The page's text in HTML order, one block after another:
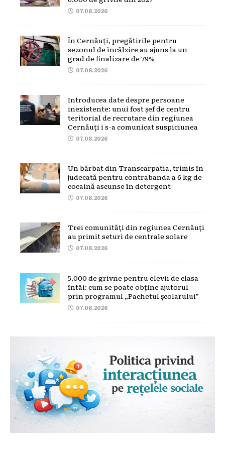
07.08.2026
În Cernăuți, pregătirile pentru
sezonul de încălzire au ajuns la un
grad de finalizare de 79%
07.08.2026
Introducea date despre persoane
inexistente: unui fost șef de centru
teritorial de recrutare din regiunea
Cernăuți i s-a comunicat suspiciunea
07.08.2026
Un bărbat din Transcarpatia, trimis în
judecată pentru contrabanda a 6 kg de
cocaină ascunse în detergent
07.08.2026
Trei comunități din regiunea Cernăuți
au primit seturi de centrale solare
07.08.2026
5.000 de grivne pentru elevii de clasa
întâi: cum se poate obține ajutorul
prin programul „Pachetul școlarului”
07.08.2026